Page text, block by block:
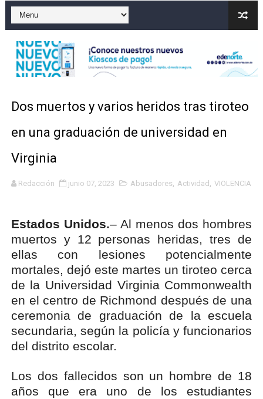
Gobierno español afirma retorno de 70.000 migrantes
Operativo en Barahona: desmantelan fábrica de
Autoridades indagan muerte de mujer en La Zurza,
Accidente en Verón deja un motorista fallecido y otra
Discusión familiar termina en muerte de un joven en
Dos muertos y varios heridos tras tiroteo
en una graduación de universidad en
Virginia
Redacción junio 07, 2023 Abusadores, Actividad , VIOLENCIA
Estados Unidos.– Al menos dos hombres
muertos y 12 personas heridas, tres de
ellas con lesiones potencialmente
mortales, dejó este martes un tiroteo cerca
de la Universidad Virginia Commonwealth
en el centro de Richmond después de una
ceremonia de graduación de la escuela
secundaria, según la policía y funcionarios
del distrito escolar.
Los dos fallecidos son un hombre de 18
años que era uno de los estudiantes